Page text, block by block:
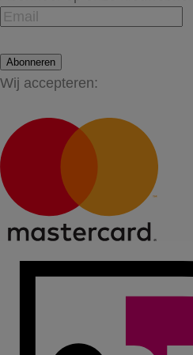
Abonneren
Wij accepteren: